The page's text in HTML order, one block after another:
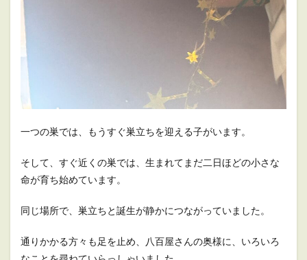
一つの巣では、もうすぐ巣立ちを迎える子がいます。
そして、すぐ近くの巣では、生まれてまだ二日ほどの小さな
命が育ち始めています。
同じ場所で、巣立ちと誕生が静かにつながっていました。
通りかかる方々も足を止め、八百屋さんの奥様に、いろいろ